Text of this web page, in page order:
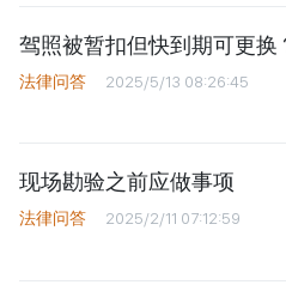
驾照被暂扣但快到期可更换
法律问答 2025/5/13 08:26:45
现场勘验之前应做事项
法律问答 2025/2/11 07:12:59